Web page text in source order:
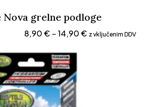
Nova grelne podloge
8,90€ – 14,90€ Cenovni
z vključenim DDV